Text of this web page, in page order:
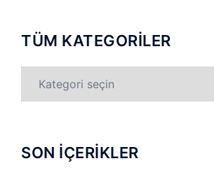
TÜM KATEGORİLER
KATEGORİLER
SON İÇERİKLER